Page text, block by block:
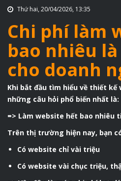
Thứ hai, 20/04/2026, 13:35
Chi phí làm
bao nhiêu
cho doanh
Khi bắt đầu tìm hiểu về thiết
những câu hỏi phổ biến nhất là:
=> Làm website hết bao nhiêu
Trên thị trường hiện nay, bạn
Có website chỉ vài triệu
Có website vài chục triệu,